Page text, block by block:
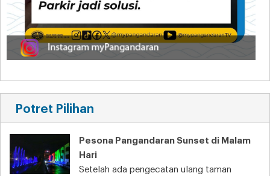
Potret Pilihan
Pesona Pangandaran Sunset di Malam
Hari
Setelah ada pengecatan ulang taman